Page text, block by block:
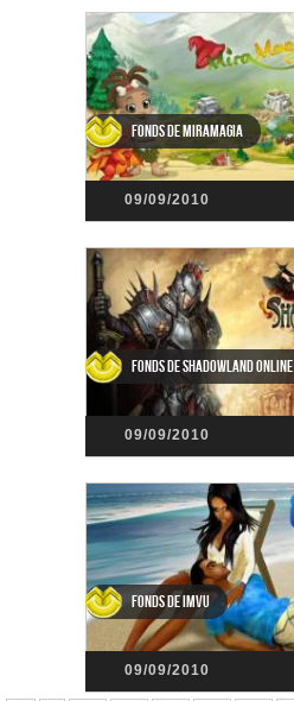
Fonds de MiraMagia
09/09/2010
Fonds de Shadowland Online
09/09/2010
Fonds de IMVU
09/09/2010